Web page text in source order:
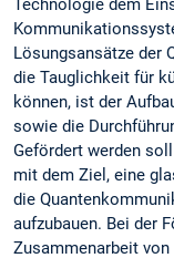
Technologie dem
Lösungsansätze der
die Tauglichkeit für
können, ist der
sowie die
Gefördert werden
mit dem Ziel, eine
die
aufzubauen. Bei der
Zusammenarbeit von